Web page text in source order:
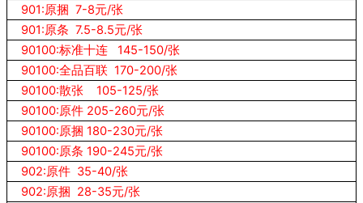
901:原捆 7-8元/张
901:原条 7.5-8.5元/张
90100:标准十连 145-150/张
90100:全品百联 170-200/张
90100:散张 105-125/张
90100:原件 205-260元/张
90100:原捆 180-230元/张
90100:原条 190-245元/张
902:原件 35-40/张
902:原捆 28-35元/张